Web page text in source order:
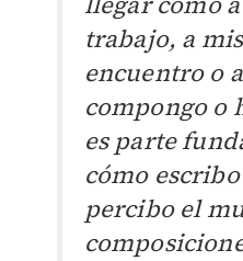
trabajo, a
encuentro o
compongo o
es parte
cómo
percibo el